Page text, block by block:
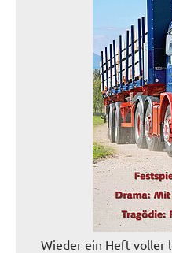
Wieder ein Heft voller